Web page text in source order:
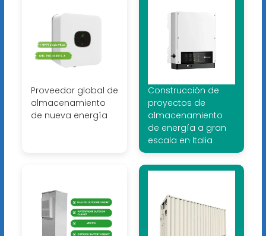
Proveedor global de
almacenamiento
de nueva energía
Construcción de
proyectos de
almacenamiento
de energía a gran
escala en Italia